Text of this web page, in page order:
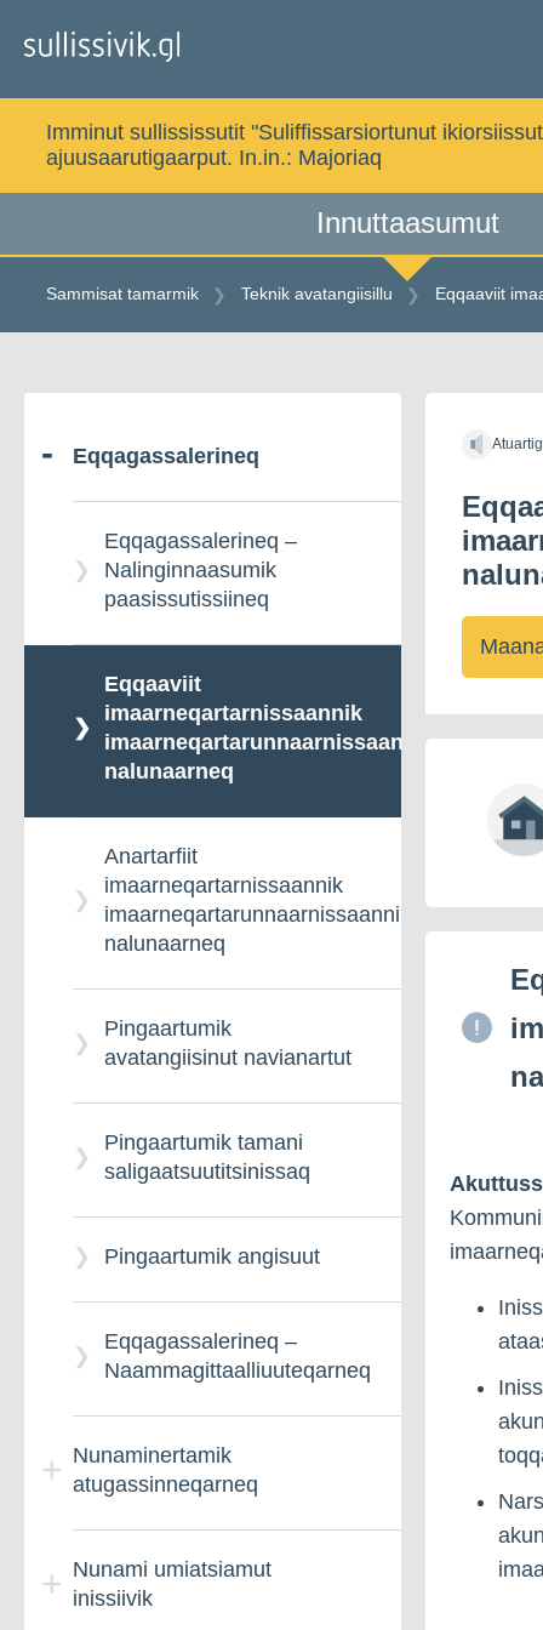
Imminut sullississutit "Suliffissarsiortunut
ajuusaarutigaarput. In.in.: Majoriaq
Innuttaasumut
Sammisat tamarmik Teknik avatangiisillu Eqqaaviit
indholdetEqqagassalerineq
Eqqagassalerineq –
Nalinginnaasumik
paasissutissiineq
Eqqaaviit
imaarneqartarnissaannik
imaarneqartarunnaarnissaannillu
nalunaarneq
Anartarfiit
imaarneqartarnissaannik
imaarneqartarunnaarnissaannillu
nalunaarneq
Pingaartumik
avatangiisinut navianartut
Pingaartumik tamani
saligaatsuutitsinissaq
Pingaartumik angisuut
Eqqagassalerineq –
Naammagittaalliuuteqarneq
Nunaminertamik
atugassinneqarneq
Nunaminertamik
atugassinneqarnissamut
Nunami umiatsiamut
inissiivik